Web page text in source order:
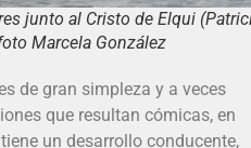
junto al Cristo de Elqui
Marcela González
de gran simpleza y a veces
que resultan cómicas, en
un desarrollo conducente,